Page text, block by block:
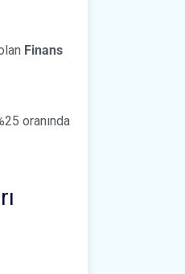
Finans
oranında